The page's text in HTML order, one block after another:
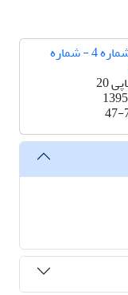
دوره 5، شماره 4 - شماره
20
47-